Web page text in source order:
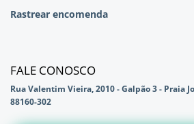
Rastrear encomenda
FALE CONOSCO
Rua Valentim Vieira, 2010 - Galpão 3 - Praia
88160-302